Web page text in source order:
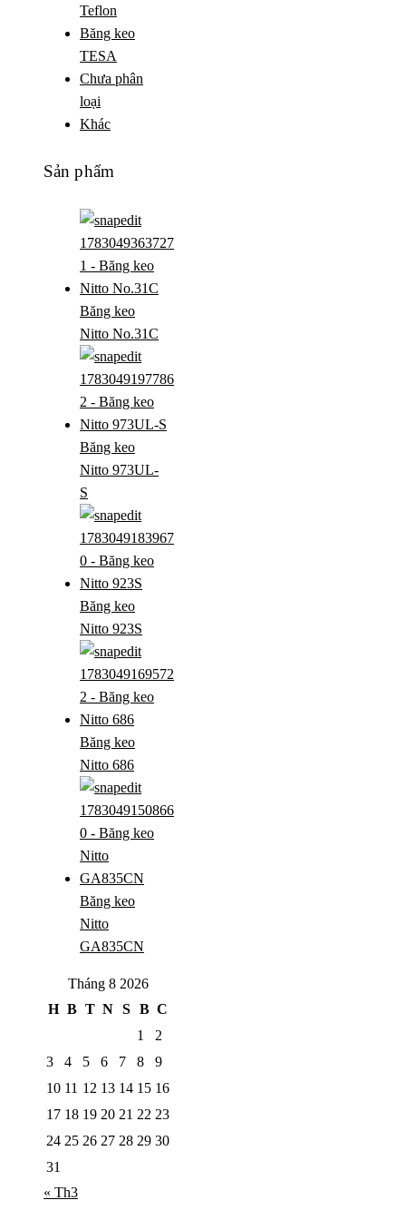
Teflon
Băng keo
TESA
Chưa phân
loại
Khác
Sản phẩm
Băng keo
Nitto No.31C
Băng keo
Nitto 973UL-
S
Băng keo
Nitto 923S
Băng keo
Nitto 686
Băng keo
Nitto
GA835CN
Tháng 8 2026
H B T N S B C
1
2
3
4 5 6 7 8
9
10 11 12 13 14 15 16
17 18 19 20 21 22 23
24 25 26 27 28 29 30
31
« Th3